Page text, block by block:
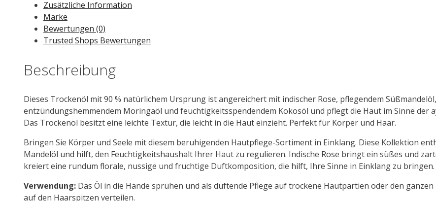
Zusätzliche Information
Marke
Bewertungen (0)
Trusted Shops Bewertungen
Beschreibung
Dieses Trockenöl mit 90 % natürlichem Ursprung ist angereichert mit indischer Rose, pflegendem Süßmandelöl,
entzündungshemmendem Moringaöl und feuchtigkeitsspendendem Kokosöl und pflegt die Haut im Sinne der
Das Trockenöl besitzt eine leichte Textur, die leicht in die Haut einzieht. Perfekt für Körper und Haar.
Bringen Sie Körper und Seele mit diesem beruhigenden Hautpflege-Sortiment in Einklang. Diese Kollektion
Mandelöl und hilft, den Feuchtigkeitshaushalt Ihrer Haut zu regulieren. Indische Rose bringt ein süßes und
kreiert eine rundum florale, nussige und fruchtige Duftkomposition, die hilft, Ihre Sinne in Einklang zu bringen.
Verwendung: Das Öl in die Hände sprühen und als duftende Pflege auf trockene Hautpartien oder den
auf den Haarspitzen verteilen.